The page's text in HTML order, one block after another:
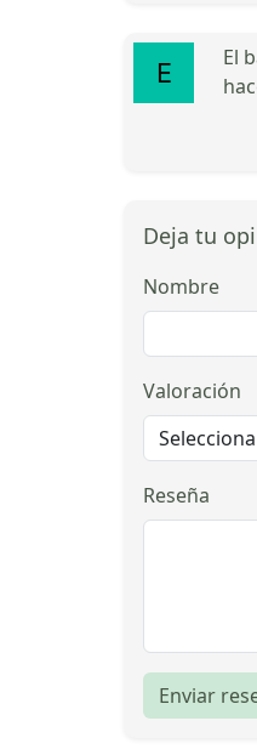
El
Deja tu
Nombre
Valoración
Reseña
Enviar